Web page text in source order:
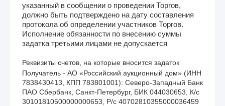
указанный в сообщении о проведении Торгов,
должно быть подтверждено на дату составления
протокола об определении участников Торгов.
Исполнение обязанности по внесению суммы
задатка третьими лицами не допускается
Реквизиты счетов, на которые вносится задаток
Получатель - АО «Российский аукционный дом» (ИНН
7838430413, КПП 783801001): Северо-Западный Банк
ПАО Сбербанк, Санкт-Петербург, БИК 044030653, К/с
30101810500000000653, Р/с 40702810355000036459